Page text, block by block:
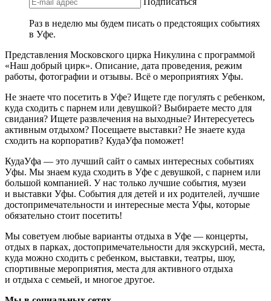
Раз в неделю мы будем писать о предстоящих событиях
в Уфе.
Представления Московского цирка Никулина с программой
«Наш добрый цирк». Описание, дата проведения, режим
работы, фотографии и отзывы. Всё о мероприятиях Уфы.
Не знаете что посетить в Уфе? Ищете где погулять с ребенком,
куда сходить с парнем или девушкой? Выбираете место для
свидания? Ищете развлечения на выходные? Интересуетесь
активным отдыхом? Посещаете выставки? Не знаете куда
сходить на корпоратив? КудаУфа поможет!
КудаУфа — это лучший сайт о самых интересных событиях
Уфы. Мы знаем куда сходить в Уфе с девушкой, с парнем или
большой компанией. У нас только лучшие события, музеи
и выставки Уфы. События для детей и их родителей, лучшие
достопримечательности и интересные места Уфы, которые
обязательно стоит посетить!
Мы советуем любые варианты отдыха в Уфе — концерты,
отдых в парках, достопримечательности для экскурсий, места,
куда можно сходить с ребенком, выставки, театры, шоу,
спортивные мероприятия, места для активного отдыха
и отдыха с семьей, и многое другое.